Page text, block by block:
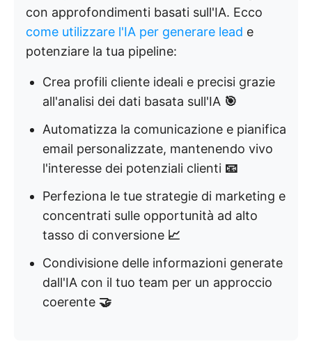
con approfondimenti basati sull'IA. Ecco
come utilizzare l'IA per generare lead e
potenziare la tua pipeline:
Crea profili cliente ideali e precisi grazie
all'analisi dei dati basata sull'IA 🎯
Automatizza la comunicazione e pianifica
email personalizzate, mantenendo vivo
l'interesse dei potenziali clienti 📧
Perfeziona le tue strategie di marketing e
concentrati sulle opportunità ad alto
tasso di conversione 📈
Condivisione delle informazioni generate
dall'IA con il tuo team per un approccio
coerente 🤝